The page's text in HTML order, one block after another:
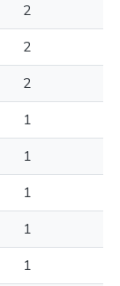
2
2
2
1
1
1
1
1